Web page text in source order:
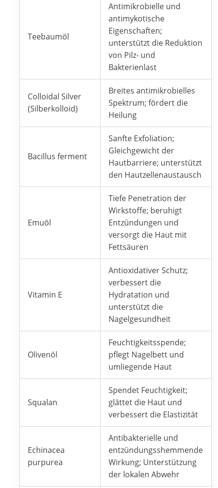
Teebaumöl
Antimikrobielle und
antimykotische
Eigenschaften;
unterstützt die Reduktion
von Pilz- und
Bakterienlast
Colloidal Silver
(Silberkolloid)
Breites antimikrobielles
Spektrum; fördert die
Heilung
Bacillus ferment
Sanfte Exfoliation;
Gleichgewicht der
Hautbarriere; unterstützt
den Hautzellenaustausch
Emuöl
Tiefe Penetration der
Wirkstoffe; beruhigt
Entzündungen und
versorgt die Haut mit
Fettsäuren
Vitamin E
Antioxidativer Schutz;
verbessert die
Hydratation und
unterstützt die
Nagelgesundheit
Olivenöl
Feuchtigkeitsspende;
pflegt Nagelbett und
umliegende Haut
Squalan
Spendet Feuchtigkeit;
glättet die Haut und
verbessert die Elastizität
Echinacea
purpurea
Antibakterielle und
entzündungsshemmende
Wirkung; Unterstützung
der lokalen Abwehr